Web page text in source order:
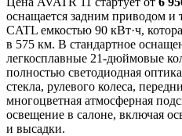
оснащается задним приводом и
CATL емкостью 90 кВт·ч,
в 575 км. В стандартное
легкосплавные 21-дюймовые
полностью светодиодная
стекла, рулевого колеса,
многоцветная атмосферная
освещение в салоне, включая
и высадки.